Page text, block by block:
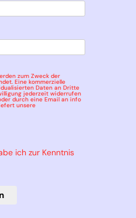
zum Zweck der
Eine kommerzielle
Daten an Dritte
jederzeit widerrufen
durch eine Email an info
unsere
ich zur Kenntnis